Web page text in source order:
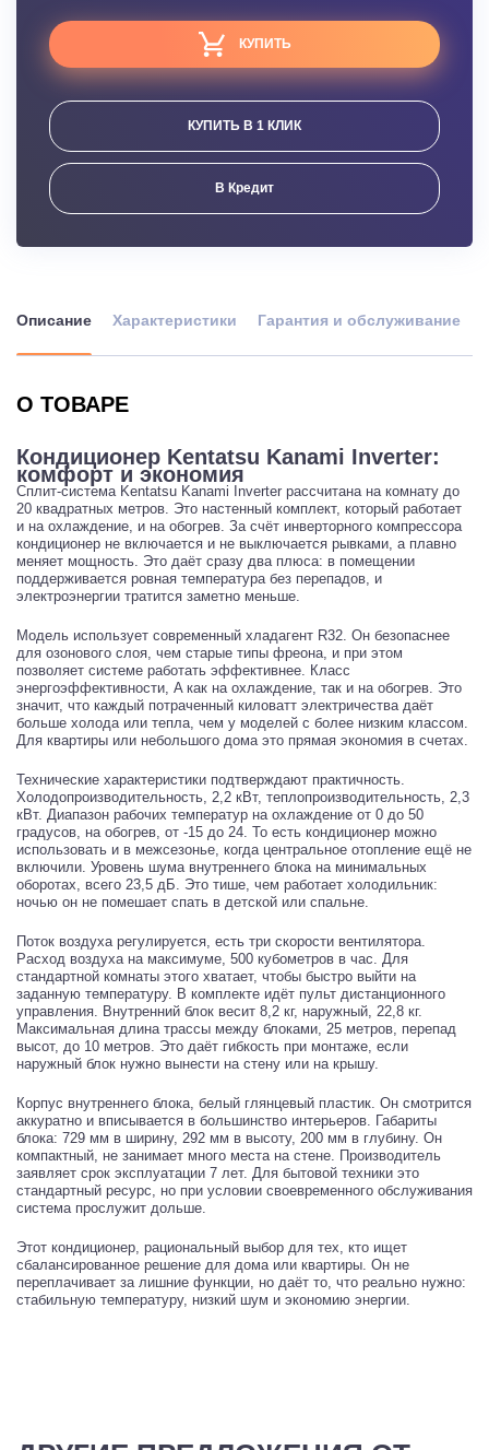
КУПИТЬ
КУПИТЬ В 1 КЛИК
В Кредит
Описание Характеристики Гарантия и обслуживание
О ТОВАРЕ
Кондиционер Kentatsu Kanami Inverter:
комфорт и экономия
Сплит-система Kentatsu Kanami Inverter рассчитана на комнату до
20 квадратных метров. Это настенный комплект, который работает
и на охлаждение, и на обогрев. За счёт инверторного компрессора
кондиционер не включается и не выключается рывками, а плавно
меняет мощность. Это даёт сразу два плюса: в помещении
поддерживается ровная температура без перепадов, и
электроэнергии тратится заметно меньше.
Модель использует современный хладагент R32. Он безопаснее
для озонового слоя, чем старые типы фреона, и при этом
позволяет системе работать эффективнее. Класс
энергоэффективности, A как на охлаждение, так и на обогрев. Это
значит, что каждый потраченный киловатт электричества даёт
больше холода или тепла, чем у моделей с более низким классом.
Для квартиры или небольшого дома это прямая экономия в счетах.
Технические характеристики подтверждают практичность.
Холодопроизводительность, 2,2 кВт, теплопроизводительность, 2,3
кВт. Диапазон рабочих температур на охлаждение от 0 до 50
градусов, на обогрев, от -15 до 24. То есть кондиционер можно
использовать и в межсезонье, когда центральное отопление ещё не
включили. Уровень шума внутреннего блока на минимальных
оборотах, всего 23,5 дБ. Это тише, чем работает холодильник:
ночью он не помешает спать в детской или спальне.
Поток воздуха регулируется, есть три скорости вентилятора.
Расход воздуха на максимуме, 500 кубометров в час. Для
стандартной комнаты этого хватает, чтобы быстро выйти на
заданную температуру. В комплекте идёт пульт дистанционного
управления. Внутренний блок весит 8,2 кг, наружный, 22,8 кг.
Максимальная длина трассы между блоками, 25 метров, перепад
высот, до 10 метров. Это даёт гибкость при монтаже, если
наружный блок нужно вынести на стену или на крышу.
Корпус внутреннего блока, белый глянцевый пластик. Он смотрится
аккуратно и вписывается в большинство интерьеров. Габариты
блока: 729 мм в ширину, 292 мм в высоту, 200 мм в глубину. Он
компактный, не занимает много места на стене. Производитель
заявляет срок эксплуатации 7 лет. Для бытовой техники это
стандартный ресурс, но при условии своевременного обслуживания
система прослужит дольше.
Этот кондиционер, рациональный выбор для тех, кто ищет
сбалансированное решение для дома или квартиры. Он не
переплачивает за лишние функции, но даёт то, что реально нужно:
стабильную температуру, низкий шум и экономию энергии.